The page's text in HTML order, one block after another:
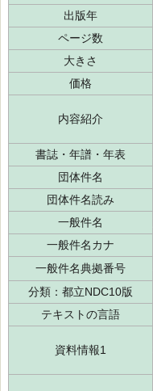
出版年
ページ数
大きさ
価格
内容紹介
書誌・年譜・年表
団体件名
団体件名読み
一般件名
一般件名カナ
一般件名典拠番号
分類：都立NDC10版
テキストの言語
資料情報1